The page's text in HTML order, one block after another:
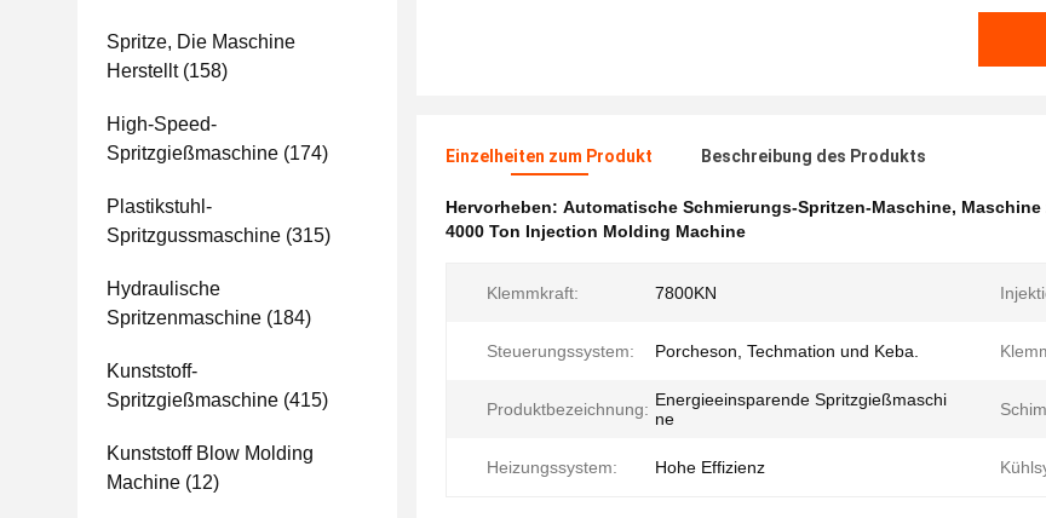
Spritze, Die Maschine
Herstellt(158)
High-Speed-
Spritzgießmaschine (174)
Plastikstuhl-
Spritzgussmaschine (315)
Hydraulische
Spritzenmaschine (184)
Kunststoff-
Spritzgießmaschine (415)
Kunststoff Blow Molding
Machine (12)
Einzelheiten zum Produkt Beschreibung des Produkts
Hervorheben: Automatische Schmierungs-Spritzen-Maschine,
4000 Ton Injection Molding Machine
Klemmkraft: 7800KN
Steuerungssystem: Porcheson, Techmation und Keba.
Produktbezeichnung: Energieeinsparende Spritzgießmaschi
ne
Heizungssystem: Hohe Effizienz